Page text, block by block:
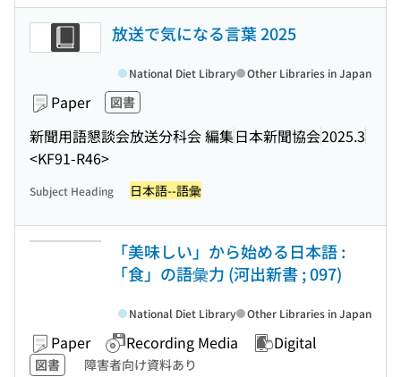
放送で気になる言葉 2025
Paper 図書
新聞用語懇談会放送分科会 編集日本新聞協会2025.3
<KF91-R46>
National Diet Library Other Libraries in Japan
Subject Heading 日本語--語彙
「美味しい」から始める日本語 :
「食」の語彙力 (河出新書 ; 097)
Paper Recording Media Digital
図書 障害者向け資料あり
National Diet Library Other Libraries in Japan